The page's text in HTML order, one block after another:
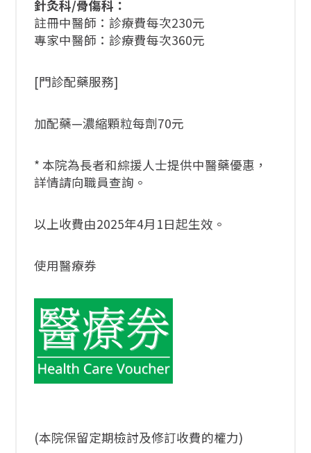
針灸科/骨傷科：
註冊中醫師：診療費每次230元
專家中醫師：診療費每次360元
[門診配藥服務]
加配藥—濃縮顆粒每劑70元
* 本院為長者和綜援人士提供中醫藥優惠，
詳情請向職員查詢。
以上收費由2025年4月1日起生效。
使用醫療券
(本院保留定期檢討及修訂收費的權力)